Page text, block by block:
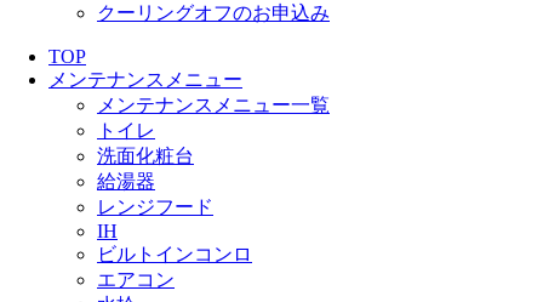
クーリングオフのお申込み
TOP
メンテナンスメニュー
メンテナンスメニュー一覧
トイレ
洗面化粧台
給湯器
レンジフード
IH
ビルトインコンロ
エアコン